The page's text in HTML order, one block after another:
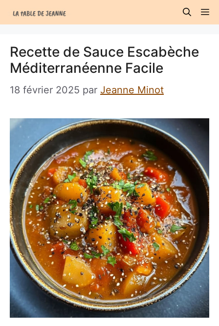
au
Recette de Sauce Escabèche
Méditerranéenne Facile
18 février 2025 par Jeanne Minot